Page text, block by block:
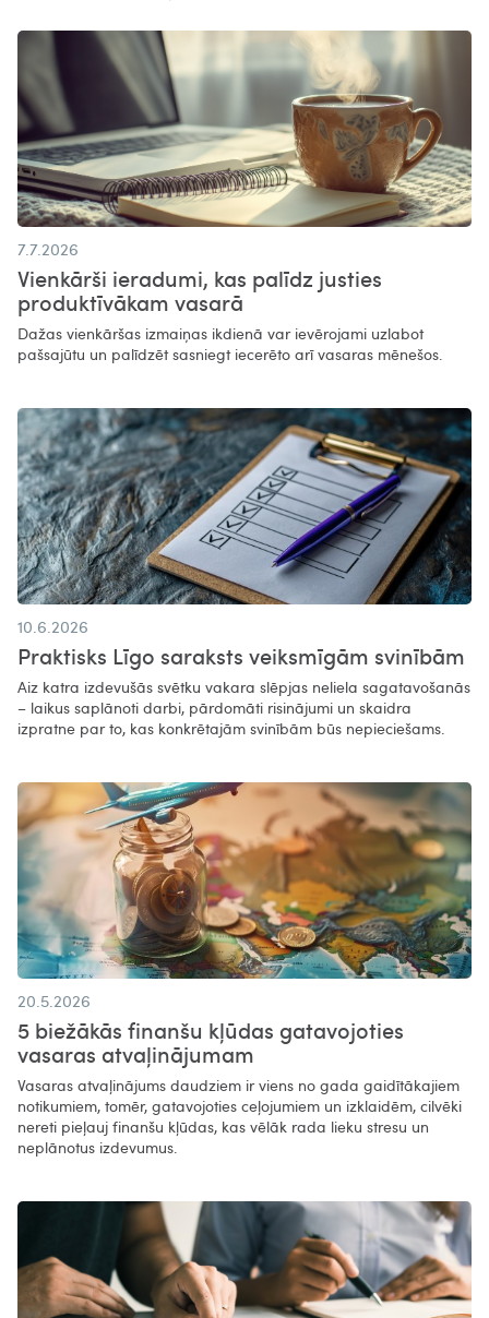
7.7.2026
Vienkārši ieradumi, kas palīdz justies
produktīvākam vasarā​
Dažas vienkāršas izmaiņas ikdienā var ievērojami uzlabot
pašsajūtu un palīdzēt sasniegt iecerēto arī vasaras mēnešos.
10.6.2026
Praktisks Līgo saraksts veiksmīgām svinībām
Aiz katra izdevušās svētku vakara slēpjas neliela sagatavošanās
– laikus saplānoti darbi, pārdomāti risinājumi un skaidra
izpratne par to, kas konkrētajām svinībām būs nepieciešams.
20.5.2026
5 biežākās finanšu kļūdas gatavojoties
vasaras atvaļinājumam
Vasaras atvaļinājums daudziem ir viens no gada gaidītākajiem
notikumiem, tomēr, gatavojoties ceļojumiem un izklaidēm, cilvēki
nereti pieļauj finanšu kļūdas, kas vēlāk rada lieku stresu un
neplānotus izdevumus.